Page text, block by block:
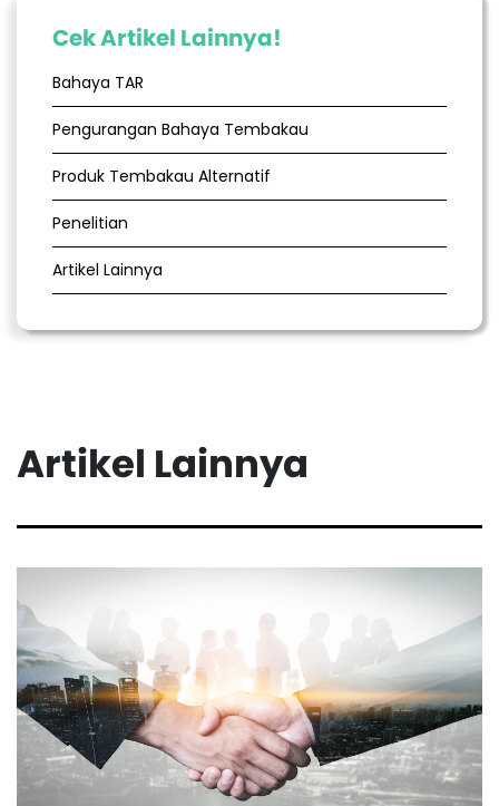
Cek Artikel Lainnya!
Bahaya TAR
Pengurangan Bahaya Tembakau
Produk Tembakau Alternatif
Penelitian
Artikel Lainnya
Artikel Lainnya